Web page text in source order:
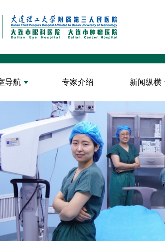
导航 专家介绍 新闻纵横